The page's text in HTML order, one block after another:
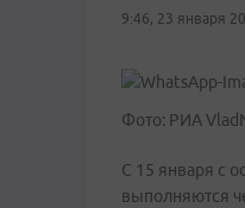
9:46, 23 января
Фото: РИА
С 15 января с
выполняются